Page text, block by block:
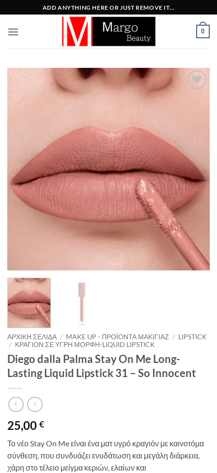
στο
περιεχόμενο
ADD ANYTHING HERE OR JUST REMOVE IT...
0
ΑΡΧΙΚΉ ΣΕΛΊΔΑ / MAKE UP - ΠΡΟΪΌΝΤΑ ΜΑΚΙΓΙΆΖ / LIPSTICK
/ ΚΡΑΓΙΌΝ ΣΕ ΥΓΡΉ ΜΟΡΦΉ-LIQUID LIPSTICK
Diego dalla Palma Stay On Me Long-
Lasting Liquid Lipstick 31 – So Innocent
25,00 €
Το νέο Stay On Me είναι ένα ματ υγρό κραγιόν με καινοτόμα
σύνθεση, που συνδυάζει ενυδάτωση και μεγάλη διάρκεια,
χάρη στο τέλειο μείγμα κεριών, ελαίων και